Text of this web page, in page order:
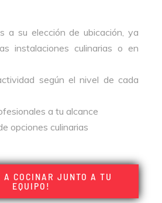
a su elección de ubicación, ya
instalaciones culinarias o en
según el nivel de cada
a tu alcance​
opciones culinarias
A COCINAR JUNTO A TU
EQUIPO!